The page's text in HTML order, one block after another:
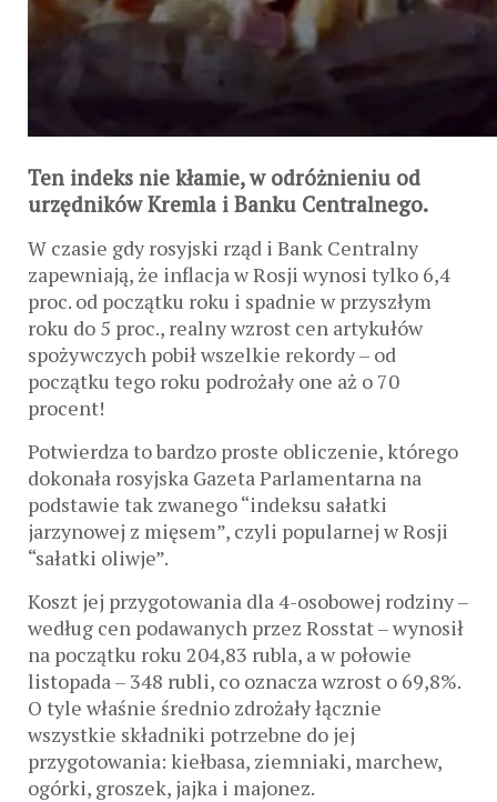
Ten indeks nie kłamie, w odróżnieniu od
urzędników Kremla i Banku Centralnego.
W czasie gdy rosyjski rząd i Bank Centralny
zapewniają, że inflacja w Rosji wynosi tylko 6,4
proc. od początku roku i spadnie w przyszłym
roku do 5 proc., realny wzrost cen artykułów
spożywczych pobił wszelkie rekordy – od
początku tego roku podrożały one aż o 70
procent!
Potwierdza to bardzo proste obliczenie, którego
dokonała rosyjska Gazeta Parlamentarna na
podstawie tak zwanego “indeksu sałatki
jarzynowej z mięsem”, czyli popularnej w Rosji
“sałatki oliwje”.
Koszt jej przygotowania dla 4-osobowej rodziny –
według cen podawanych przez Rosstat – wynosił
na początku roku 204,83 rubla, a w połowie
listopada – 348 rubli, co oznacza wzrost o 69,8%.
O tyle właśnie średnio zdrożały łącznie
wszystkie składniki potrzebne do jej
przygotowania: kiełbasa, ziemniaki, marchew,
ogórki, groszek, jajka i majonez.